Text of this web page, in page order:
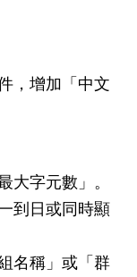
，增加「中文
大字元數」。
到日或同時顯
名稱」或「群